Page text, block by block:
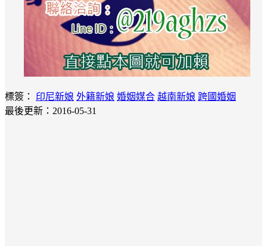
標簽： 印尼新娘 外籍新娘 婚姻媒合 越南新娘 跨國婚姻
最後更新：2016-05-31